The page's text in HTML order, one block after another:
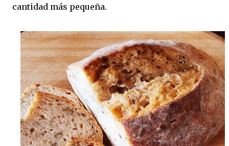
cantidad más pequeña.